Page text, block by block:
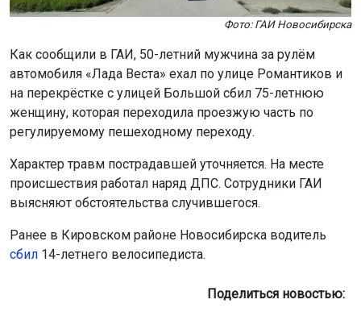
Фото: ГАИ Новосибирска
Как сообщили в ГАИ, 50-летний мужчина за рулём
автомобиля «Лада Веста» ехал по улице Романтиков и
на перекрёстке с улицей Большой сбил 75-летнюю
женщину, которая переходила проезжую часть по
регулируемому пешеходному переходу.
Характер травм пострадавшей уточняется. На месте
происшествия работал наряд ДПС. Сотрудники ГАИ
выясняют обстоятельства случившегося.
Ранее в Кировском районе Новосибирска водитель
сбил 14-летнего велосипедиста.
Поделиться новостью: